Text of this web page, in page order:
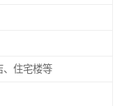
、住宅楼等